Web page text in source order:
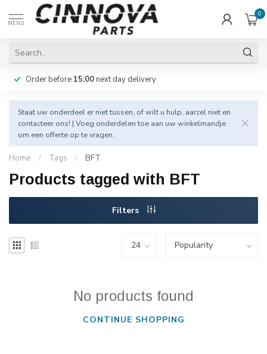
MENU
0
Order before 15:00next day delivery
Staat uw onderdeel er niet tussen, of wilt u hulp, aarzel niet en
contacteer ons! | Voeg onderdelen toe aan uw winkelmandje
om een offerte op te vragen.
Home / Tags / BFT
Products tagged with BFT
Filters
No products found
CONTINUE SHOPPING